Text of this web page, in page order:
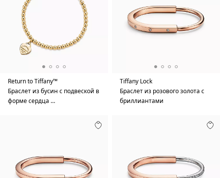
Return to Tiffany™
Браслет из бусин с подвеской в
форме сердца …
Tiffany Lock
Браслет из розового золота с
бриллиантами